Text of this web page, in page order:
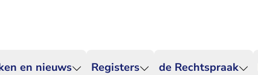
en nieuws Registers de Rechtspraak